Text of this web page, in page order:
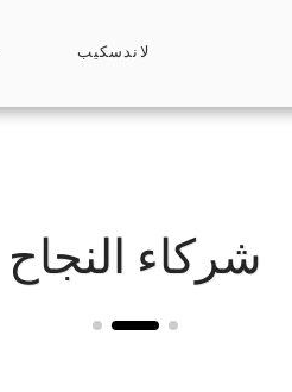
لاندسكيب
شركاء النجاح